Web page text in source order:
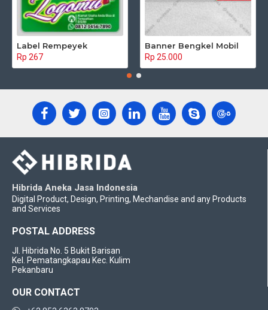
Label Rempeyek
Rp 267
Banner Bengkel Mobil
Rp 25.000
Hibrida Aneka Jasa Indonesia
Digital Product, Design, Printing, Mechandise and any Products
and Services
POSTAL ADDRESS
Jl. Hibrida No. 5 Bukit Barisan
Kel. Pematangkapau Kec. Kulim
Pekanbaru
OUR CONTACT